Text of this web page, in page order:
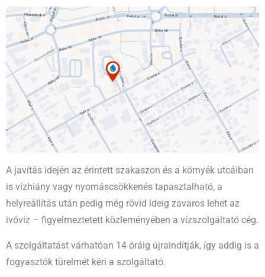
A javítás idején az érintett szakaszon és a környék utcáiban
is vízhiány vagy nyomáscsökkenés tapasztalható, a
helyreállítás után pedig még rövid ideig zavaros lehet az
ivóvíz – figyelmeztetett közleményében a vízszolgáltató cég.
A szolgáltatást várhatóan 14 óráig újraindítják, így addig is a
fogyasztók türelmét kéri a szolgáltató.